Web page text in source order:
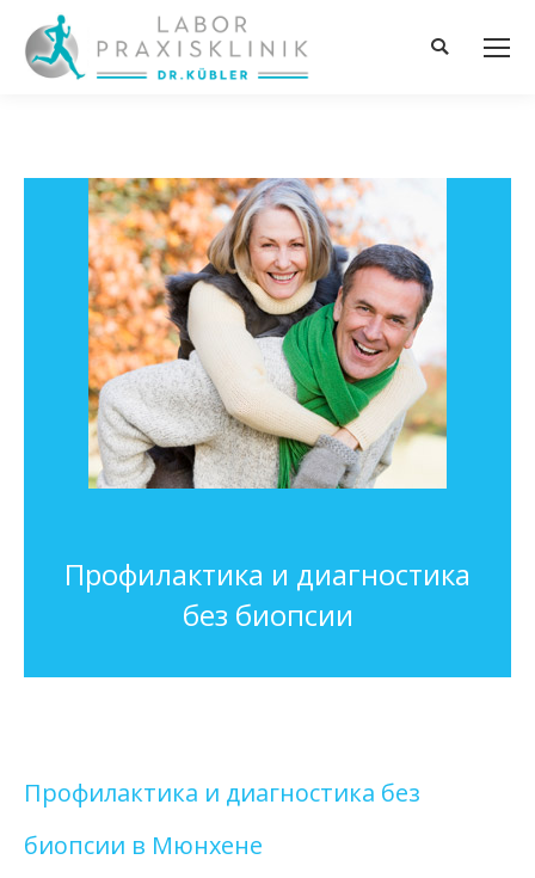
Поиск
Профилактика и диагностика
без биопсии
Профилактика и диагностика без
биопсии в Мюнхене